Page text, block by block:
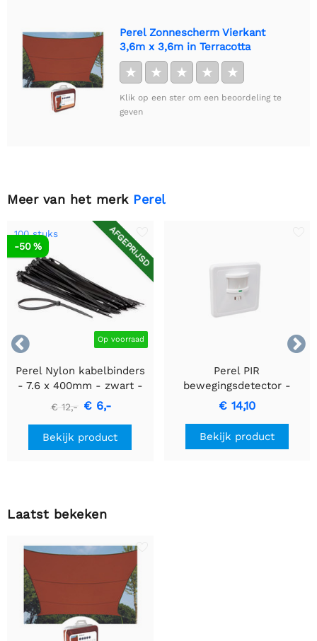
Perel Zonnescherm Vierkant
3,6m x 3,6m in Terracotta
★ ★ ★ ★ ★
Klik op een ster om een beoordeling te
geven
Meer van het merk Perel


AFGEPRIJSD
100 stuks
Op voorraad
-50 %
Perel Nylon kabelbinders
- 7.6 x 400mm - zwart -
100 stuks
€ 12,- € 6,-
Bekijk product
Perel PIR
bewegingsdetector -
Inbouw met
bewegingsdetectie &
inbouwontwerp
€ 14,10
Bekijk product
Laatst bekeken